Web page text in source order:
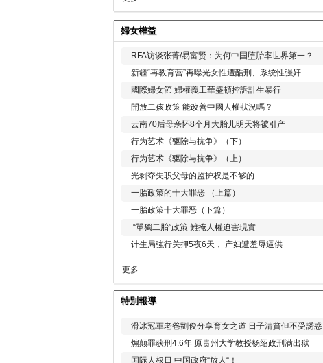
婦女權益
RFA访谈张菁/易富贤：为何中国堕胎率世界第一？
新疆“再教育营”再曝光女性遭酷刑、系统性强奸
國際婦女節 婦權義工華盛頓控訴計生暴行
開放二孩政策 能改善中國人權狀況嗎？
云南70后母亲怀8个月大胎儿明天将被引产
行为艺术《驱除与抗争》（下）
行为艺术《驱除与抗争》（上）
光剥夺失职父母的监护权是不够的
一胎政策的十大罪恶 （上篇）
一胎政策十大罪恶（下篇）
“單獨二胎”政策 難掩人權迫害現實
计生局強行关押5夜6天， 产妇遭羞辱逼供
更多
特別報導
滑冰冠軍老爸劉俊分享育女之道 日子清貧但不受誘惑
煽颠罪获刑4.6年 原贵州大学教授杨绍政刑满出狱
国际人权日 中国政府“放人“！